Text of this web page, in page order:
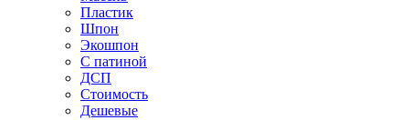
Пластик
Шпон
Экошпон
С патиной
ДСП
Стоимость
Дешевые